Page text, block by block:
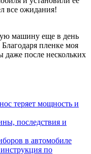
все ожидания!
машину еще в день
пленке моя
даже после нескольких
теряет мощность и
последствия и
в автомобиле
по